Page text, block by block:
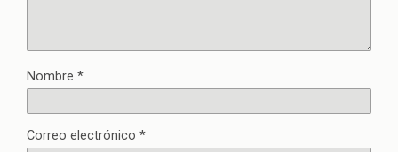
Nombre *
Correo electrónico *